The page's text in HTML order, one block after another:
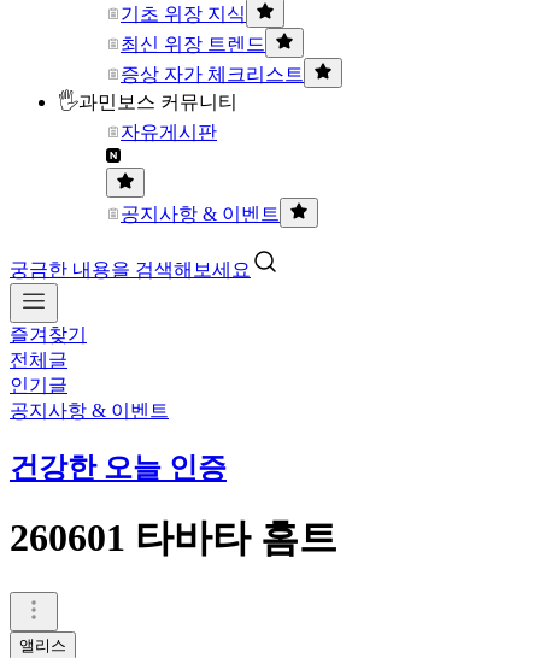
기초 위장 지식
최신 위장 트렌드
증상 자가 체크리스트
🖐과민보스 커뮤니티
자유게시판
공지사항 & 이벤트
궁금한 내용을 검색해보세요
즐겨찾기
전체글
인기글
공지사항 & 이벤트
건강한 오늘 인증
260601 타바타 홈트
앨리스